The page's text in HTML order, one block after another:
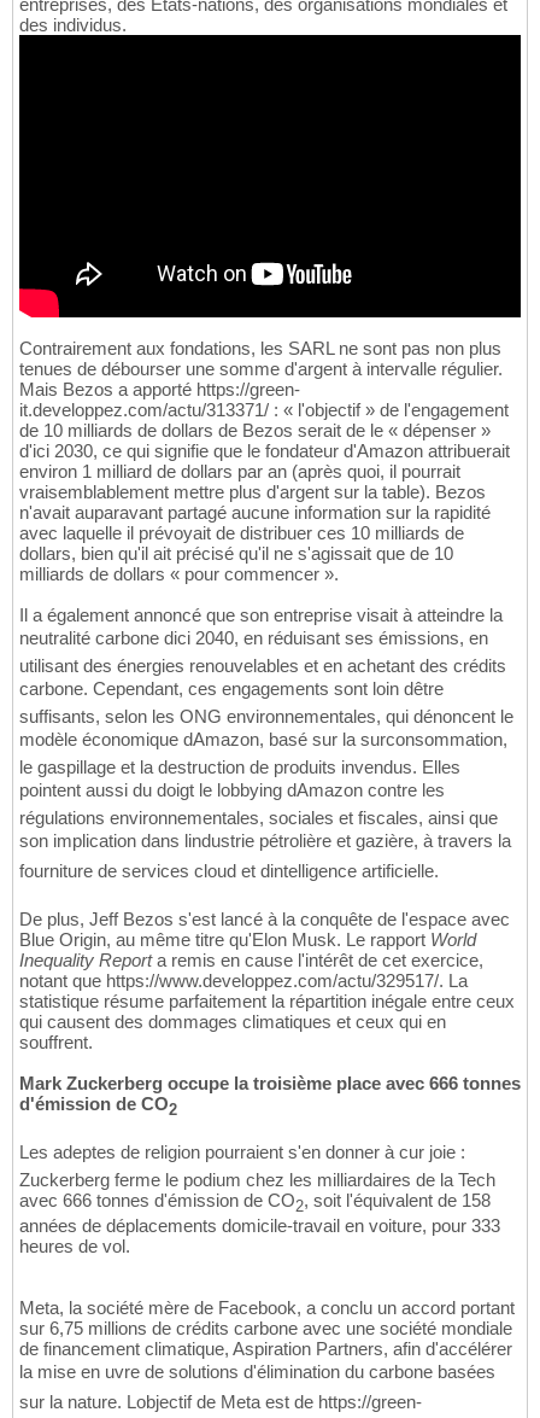
entreprises, des États-nations, des organisations mondiales et
des individus.
Contrairement aux fondations, les SARL ne sont pas non plus
tenues de débourser une somme d'argent à intervalle régulier.
Mais Bezos a apporté https://green-
it.developpez.com/actu/313371/ : « l'objectif » de l'engagement
de 10 milliards de dollars de Bezos serait de le « dépenser »
d'ici 2030, ce qui signifie que le fondateur d'Amazon attribuerait
environ 1 milliard de dollars par an (après quoi, il pourrait
vraisemblablement mettre plus d'argent sur la table). Bezos
n'avait auparavant partagé aucune information sur la rapidité
avec laquelle il prévoyait de distribuer ces 10 milliards de
dollars, bien qu'il ait précisé qu'il ne s'agissait que de 10
milliards de dollars « pour commencer ».
Il a également annoncé que son entreprise visait à atteindre la
neutralité carbone dici 2040, en réduisant ses émissions, en
utilisant des énergies renouvelables et en achetant des crédits
carbone. Cependant, ces engagements sont loin dêtre
suffisants, selon les ONG environnementales, qui dénoncent le
modèle économique dAmazon, basé sur la surconsommation,
le gaspillage et la destruction de produits invendus. Elles
pointent aussi du doigt le lobbying dAmazon contre les
régulations environnementales, sociales et fiscales, ainsi que
son implication dans lindustrie pétrolière et gazière, à travers la
fourniture de services cloud et dintelligence artificielle.
De plus, Jeff Bezos s'est lancé à la conquête de l'espace avec
Blue Origin, au même titre qu'Elon Musk. Le rapport World
Inequality Reporta remis en cause l'intérêt de cet exercice,
notant que https://www.developpez.com/actu/329517/. La
statistique résume parfaitement la répartition inégale entre ceux
qui causent des dommages climatiques et ceux qui en
souffrent.
Mark Zuckerberg occupe la troisième place avec 666 tonnes
d'émission de CO2
Les adeptes de religion pourraient s'en donner à cur joie :
Zuckerberg ferme le podium chez les milliardaires de la Tech
avec 666 tonnes d'émission de CO2, soit l'équivalent de 158
années de déplacements domicile-travail en voiture, pour 333
heures de vol.
Meta, la société mère de Facebook, a conclu un accord portant
sur 6,75 millions de crédits carbone avec une société mondiale
de financement climatique, Aspiration Partners, afin d'accélérer
la mise en uvre de solutions d'élimination du carbone basées
sur la nature. Lobjectif de Meta est de https://green-